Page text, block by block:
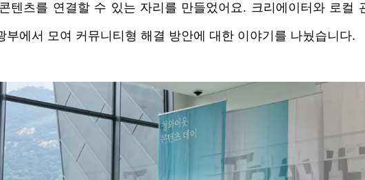
텐츠를 연결할 수 있는 자리를 만들었어요. 크리에이터와 로컬
부에서 모여 커뮤니티형 해결 방안에 대한 이야기를 나눴습니다.